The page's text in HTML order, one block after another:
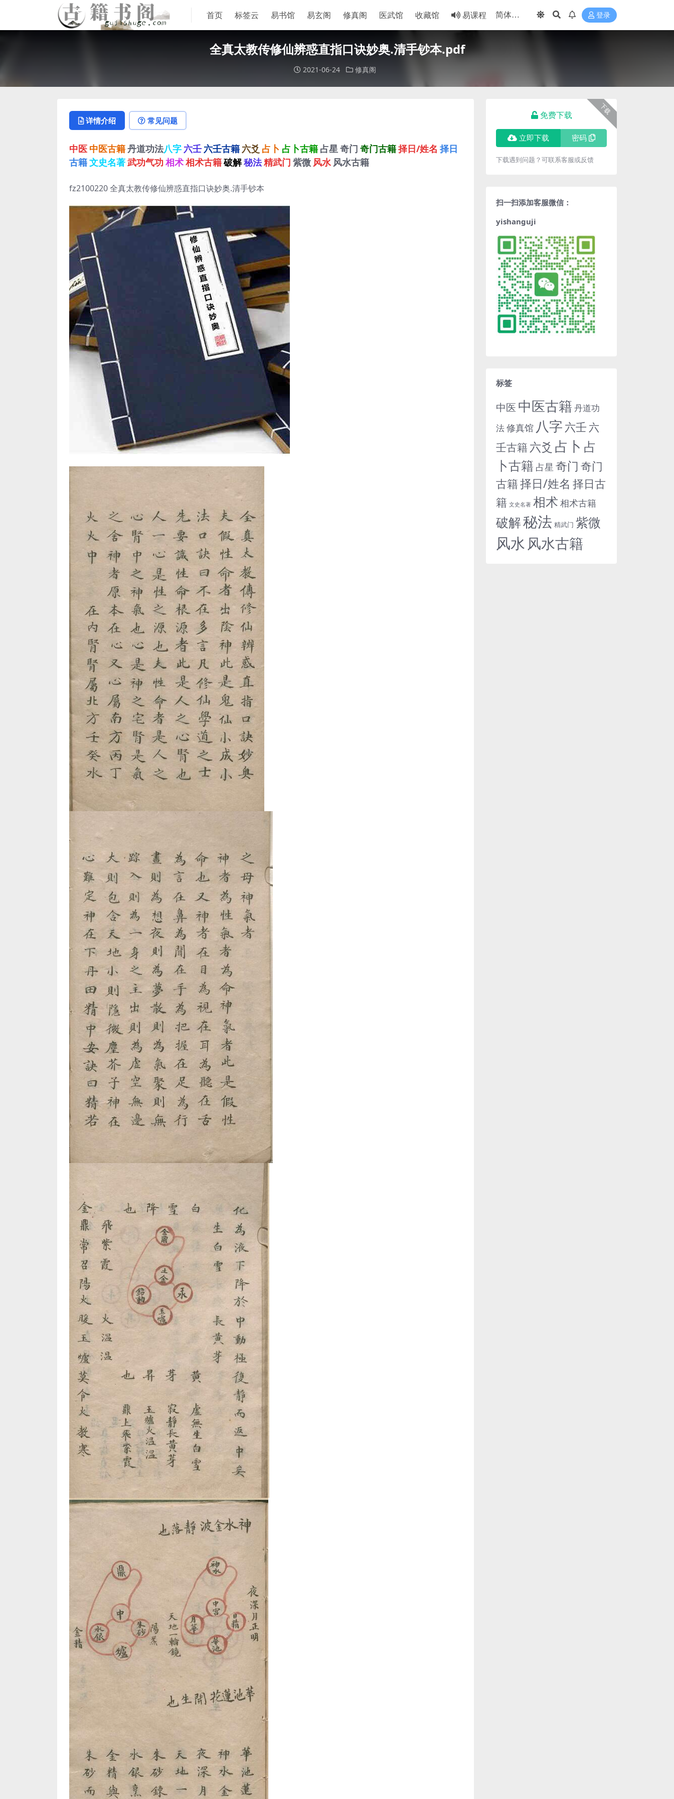
首页 标签云 易书馆 易玄阁 修真阁 医武馆 收藏馆 易课程 登录
全真太教传修仙辨惑直指口诀妙奥.清手钞本.pdf
2021-06-24 修真阁
详情介绍 常见问题
中医 中医古籍丹道功法八字 六壬 六壬古籍 六爻 占卜 占卜古籍 占星奇门 奇门古籍择日/姓名 择日
古籍文史名著武功气功 相术相术古籍破解秘法精武门 紫微 风水 风水古籍
fz2100220 全真太教传修仙辨惑直指口诀妙奥.清手钞本
下载
免费下载
立即下载 密码
下载遇到问题？可联系客服或反馈
扫一扫添加客服微信：
yishanguji
标签
中医 中医古籍 丹道功
法修真馆 八字 六壬 六
壬古籍 六爻 占卜 占
卜古籍 占星 奇门 奇门
古籍择日/姓名 择日古
籍 文史名著 相术 相术古籍
破解秘法 精武门 紫微
风水 风水古籍